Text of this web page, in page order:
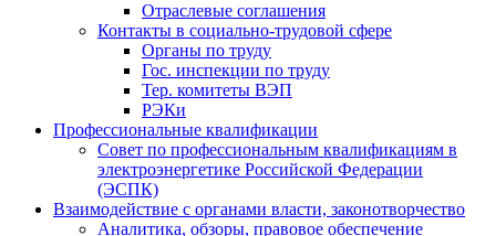
Отраслевые соглашения
Контакты в социально-трудовой сфере
Органы по труду
Гос. инспекции по труду
Тер. комитеты ВЭП
РЭКи
Профессиональные квалификации
Совет по профессиональным квалификациям в
электроэнергетике Российской Федерации
(ЭСПК)
Взаимодействие с органами власти, законотворчество
Аналитика, обзоры, правовое обеспечение